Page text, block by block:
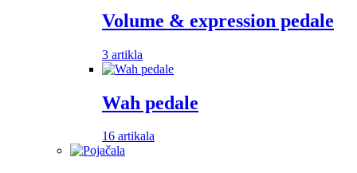
Volume & expression pedale
3 artikla
Wah pedale
16 artikala